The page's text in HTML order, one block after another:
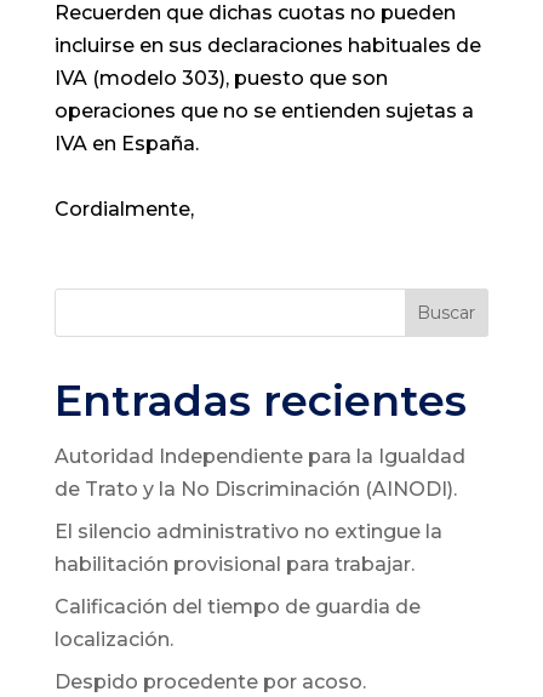
Recuerden que dichas cuotas no pueden
incluirse en sus declaraciones habituales de
IVA (modelo 303), puesto que son
operaciones que no se entienden sujetas a
IVA en España.
Cordialmente,
Buscar
Entradas recientes
Autoridad Independiente para la Igualdad
de Trato y la No Discriminación (AINODI).
El silencio administrativo no extingue la
habilitación provisional para trabajar.
Calificación del tiempo de guardia de
localización.
Despido procedente por acoso.